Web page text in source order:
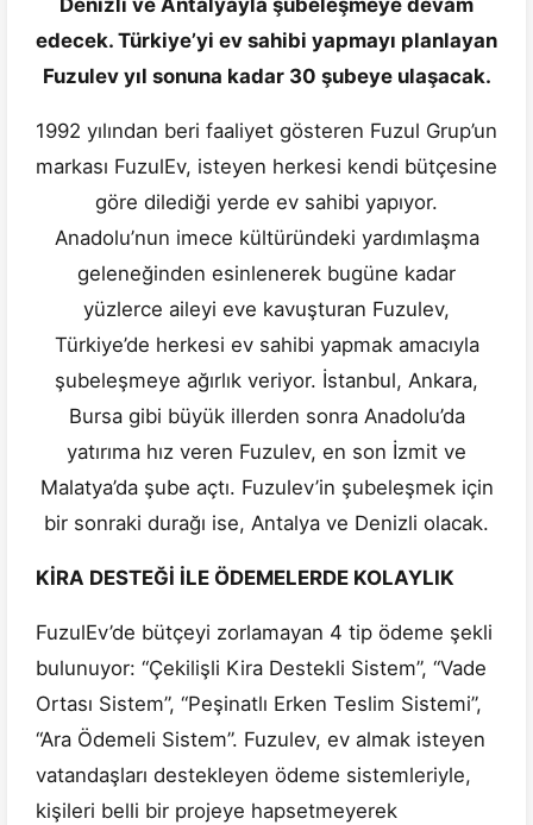
Denizli ve Antalyayla şubeleşmeye devam
edecek. Türkiye’yi ev sahibi yapmayı planlayan
Fuzulev yıl sonuna kadar 30 şubeye ulaşacak.
1992 yılından beri faaliyet gösteren Fuzul Grup’un
markası FuzulEv, isteyen herkesi kendi bütçesine
göre dilediği yerde ev sahibi yapıyor.
Anadolu’nun imece kültüründeki yardımlaşma
geleneğinden esinlenerek bugüne kadar
yüzlerce aileyi eve kavuşturan Fuzulev,
Türkiye’de herkesi ev sahibi yapmak amacıyla
şubeleşmeye ağırlık veriyor. İstanbul, Ankara,
Bursa gibi büyük illerden sonra Anadolu’da
yatırıma hız veren Fuzulev, en son İzmit ve
Malatya’da şube açtı. Fuzulev’in şubeleşmek için
bir sonraki durağı ise, Antalya ve Denizli olacak.
KİRA DESTEĞİ İLE ÖDEMELERDE KOLAYLIK
FuzulEv’de bütçeyi zorlamayan 4 tip ödeme şekli
bulunuyor: “Çekilişli Kira Destekli Sistem”, “Vade
Ortası Sistem”, “Peşinatlı Erken Teslim Sistemi”,
“Ara Ödemeli Sistem”. Fuzulev, ev almak isteyen
vatandaşları destekleyen ödeme sistemleriyle,
kişileri belli bir projeye hapsetmeyerek